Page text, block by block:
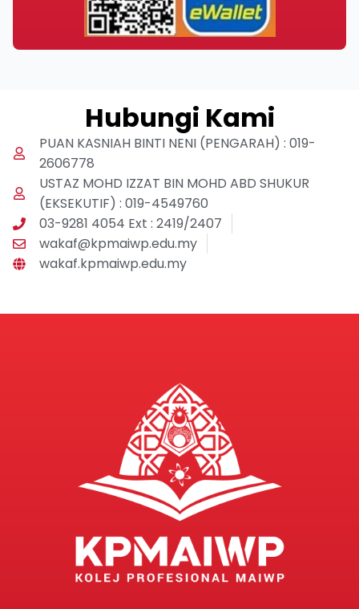
Hubungi Kami
PUAN KASNIAH BINTI NENI (PENGARAH) : 019-
2606778
USTAZ MOHD IZZAT BIN MOHD ABD SHUKUR
(EKSEKUTIF) : 019-4549760
03-9281 4054 Ext : 2419/2407
wakaf@kpmaiwp.edu.my
wakaf.kpmaiwp.edu.my